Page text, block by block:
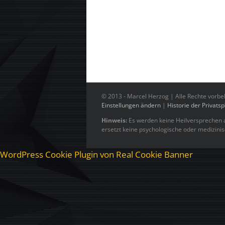
© 2013 - Marcel Herzog | Alle Rechte
Einstellungen ändern | Historie der
Hinweis: Es werden keine
ersetzt keine psychologische oder
WordPress Cookie Plugin von Real Cookie Banner